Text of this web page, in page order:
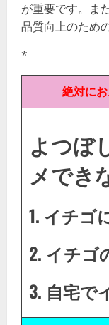
が重要です。ま
品質向上のため
*
絶対に
よつぼ
メでき
1. イチゴ
2. イチゴ
3. 自宅で